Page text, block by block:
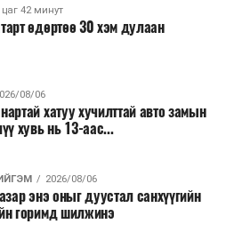
цаг 42 минут
өдөртөө 30 хэм дулаан
08/06
хатуу хучилттай авто замын
хувь нь 13-аас...
2026/08/06
энэ оныг дуустал санхүүгийн
горимд шилжинэ